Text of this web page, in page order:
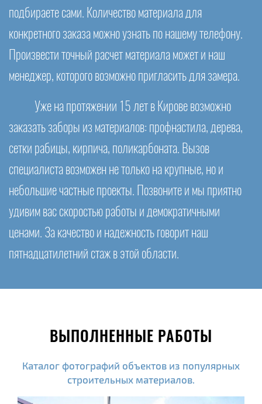
подбираете сами. Количество материала для
конкретного заказа можно узнать по нашему телефону.
Произвести точный расчет материала может и наш
менеджер, которого возможно пригласить для замера.
Уже на протяжении 15 лет в Кирове возможно
заказать заборы из материалов: профнастила, дерева,
сетки рабицы, кирпича, поликарбоната. Вызов
специалиста возможен не только на крупные, но и
небольшие частные проекты. Позвоните и мы приятно
удивим вас скоростью работы и демократичными
ценами. За качество и надежность говорит наш
пятнадцатилетний стаж в этой области.
ВЫПОЛНЕННЫЕ РАБОТЫ
Каталог фотографий объектов из популярных
строительных материалов.